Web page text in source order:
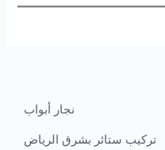
نجار أبواب
تركيب ستائر بشرق الرياض